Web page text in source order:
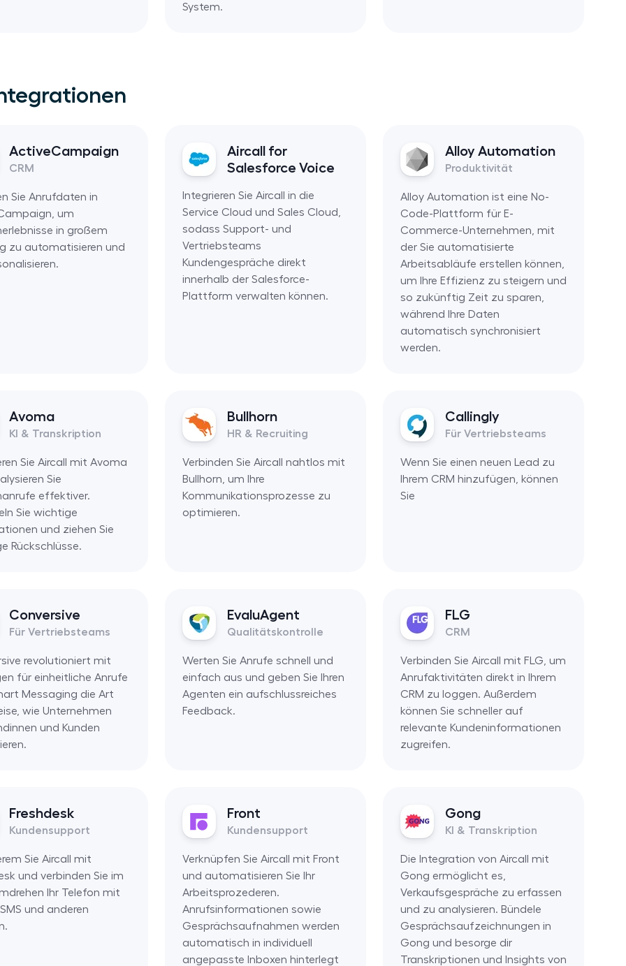
System.
ActiveCampaign
CRM
Sie Anrufdaten in
um
in großem
zu automatisieren und
Aircall for
Salesforce Voice
Integrieren Sie Aircall in die
Service Cloud und Sales Cloud,
sodass Support- und
Vertriebsteams
Kundengespräche direkt
innerhalb der Salesforce-
Plattform verwalten können.
Alloy Automation
Produktivität
Alloy Automation ist eine No-
Code-Plattform für E-
Commerce-Unternehmen, mit
der Sie automatisierte
Arbeitsabläufe erstellen können,
um Ihre Effizienz zu steigern und
so zukünftig Zeit zu sparen,
während Ihre Daten
automatisch synchronisiert
werden.
Avoma
KI & Transkription
Sie Aircall mit Avoma
Sie
effektiver.
Sie wichtige
und ziehen Sie
Rückschlüsse.
Bullhorn
HR & Recruiting
Verbinden Sie Aircall nahtlos mit
Bullhorn, um Ihre
Kommunikationsprozesse zu
optimieren.
Callingly
Für Vertriebsteams
Wenn Sie einen neuen Lead zu
Ihrem CRM hinzufügen, können
Sie
Conversive
Für Vertriebsteams
revolutioniert mit
für einheitliche Anrufe
Messaging die Art
wie Unternehmen
und Kunden
EvaluAgent
Qualitätskontrolle
Werten Sie Anrufe schnell und
einfach aus und geben Sie Ihren
Agenten ein aufschlussreiches
Feedback.
FLG
CRM
Verbinden Sie Aircall mit FLG, um
Anrufaktivitäten direkt in Ihrem
CRM zu loggen. Außerdem
können Sie schneller auf
relevante Kundeninformationen
zugreifen.
Freshdesk
Kundensupport
Sie Aircall mit
und verbinden Sie im
Ihr Telefon mit
und anderen
Front
Kundensupport
Verknüpfen Sie Aircall mit Front
und automatisieren Sie Ihr
Arbeitsprozederen.
Anrufsinformationen sowie
Gesprächsaufnahmen werden
automatisch in individuell
angepasste Inboxen hinterlegt
Gong
KI & Transkription
Die Integration von Aircall mit
Gong ermöglicht es,
Verkaufsgespräche zu erfassen
und zu analysieren. Bündele
Gesprächsaufzeichnungen in
Gong und besorge dir
Transkriptionen und Insights von